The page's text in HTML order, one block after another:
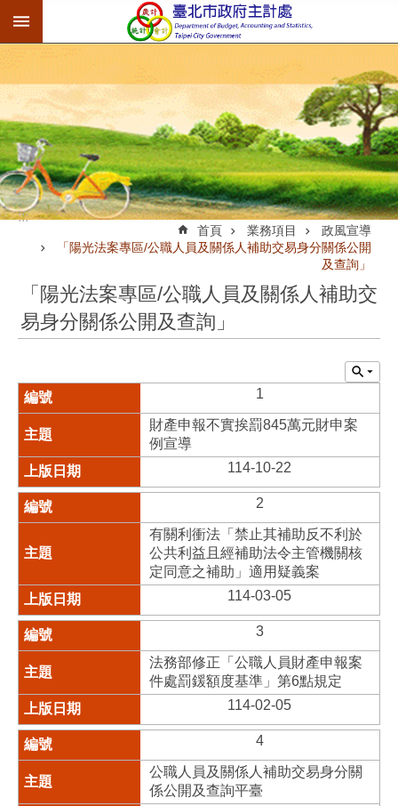
跳到主要內容區塊
:::
首頁 業務項目
政風宣導
「陽光法案專區/公職人員及關係人補助交易身分關係公開
及查詢」
「陽光法案專區/公職人員及關係人補助交
易身分關係公開及查詢」
1
財產申報不實挨罰845萬元財申案
例宣導
114-10-22
2
有關利衝法「禁止其補助反不利於
公共利益且經補助法令主管機關核
定同意之補助」適用疑義案
114-03-05
3
法務部修正「公職人員財產申報案
件處罰鍰額度基準」第6點規定
114-02-05
4
公職人員及關係人補助交易身分關
係公開及查詢平臺